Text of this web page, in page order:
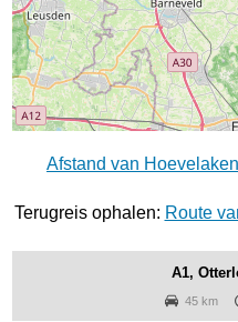
Afstand van
Terugreis ophalen: Route
A1,
45 km